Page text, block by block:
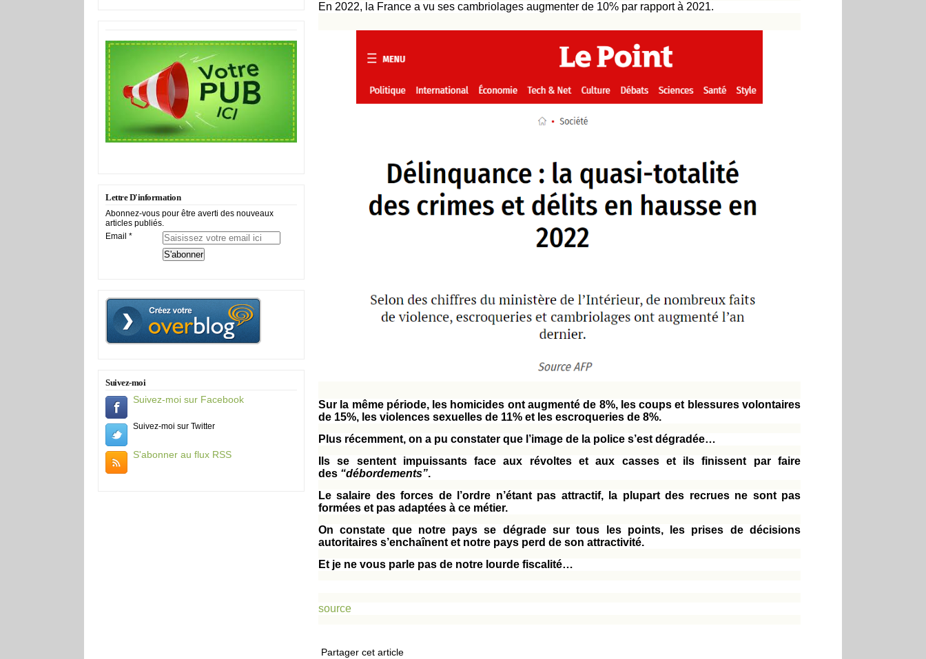
Lettre D'information
Abonnez-vous pour être averti des nouveaux
articles publiés.
Email
Suivez-moi
Suivez-moi sur Facebook
Suivez-moi sur Twitter
S'abonner au flux RSS
En 2022, la France a vu ses cambriolages augmenter de 10% par rapport à 2021.
Sur la même période, les homicides ont augmenté de 8%, les coups et blessures volontaires
de 15%, les violences sexuelles de 11% et les escroqueries de 8%.
Plus récemment, on a pu constater que l’image de la police s’est dégradée…
Ils se sentent impuissants face aux révoltes et aux casses et ils finissent par faire
des “débordements”.
Le salaire des forces de l’ordre n’étant pas attractif, la plupart des recrues ne sont pas
formées et pas adaptées à ce métier.
On constate que notre pays se dégrade sur tous les points, les prises de décisions
autoritaires s’enchaînent et notre pays perd de son attractivité.
Et je ne vous parle pas de notre lourde fiscalité…
source
Partager cet article